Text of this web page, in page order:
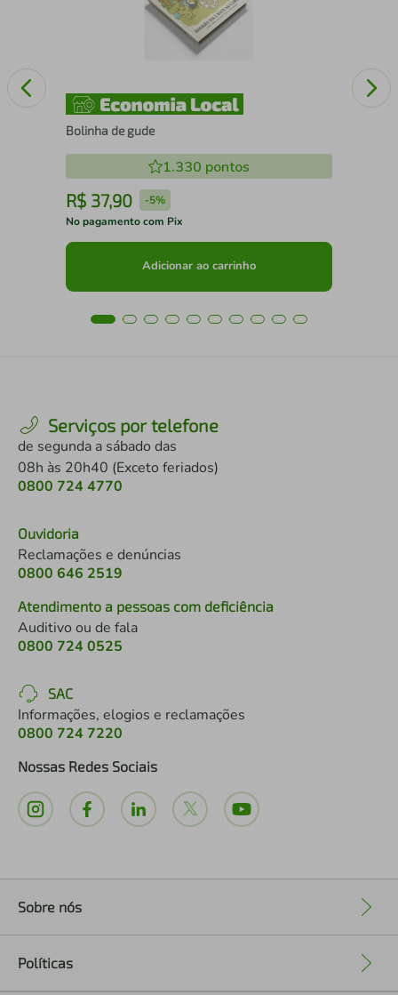
Bolinha de gude
1.330 pontos
R$ 37,90 -5%
No pagamento com Pix
Adicionar ao carrinho
Serviços por telefone
de segunda a sábado das
08h às 20h40 (Exceto feriados)
0800 724 4770
Ouvidoria
Reclamações e denúncias
0800 646 2519
Atendimento a pessoas com deficiência
Auditivo ou de fala
0800 724 0525
SAC
Informações, elogios e reclamações
0800 724 7220
Nossas Redes Sociais
Sobre nós
Políticas